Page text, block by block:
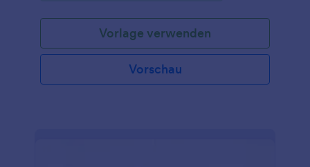
Vorlage verwenden
Vorschau